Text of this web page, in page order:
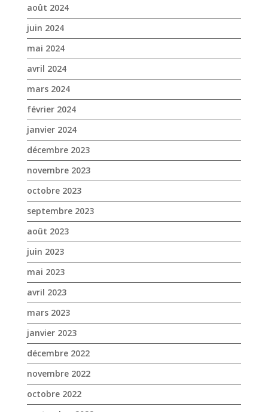
février 2024
janvier 2024
décembre 2023
novembre 2023
octobre 2023
septembre 2023
août 2023
juin 2023
mai 2023
avril 2023
mars 2023
janvier 2023
décembre 2022
novembre 2022
octobre 2022
septembre 2022
août 2022
juillet 2022
juin 2022
mai 2022